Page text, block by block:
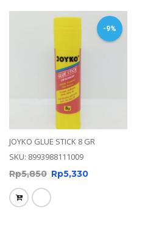
-9%
JOYKO GLUE STICK 8 GR
SKU: 8993988111009
Rp5,850 Rp5,330